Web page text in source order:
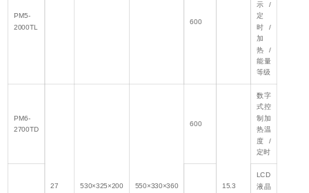
PM5-
2000TL
600
示/
定
时/
加
热/
能量
等级
PM6-
2700TD
27 530×325×200 550×330×360
600
15.3
数字
式控
制加
热温
度/
定时
LCD
液晶